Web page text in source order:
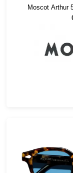
Moscot Arthur